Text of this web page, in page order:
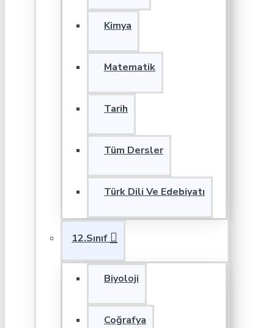
Kimya
Matematik
Tarih
Tüm Dersler
Türk Dili Ve Edebiyatı
12.Sınıf
Biyoloji
Coğrafya